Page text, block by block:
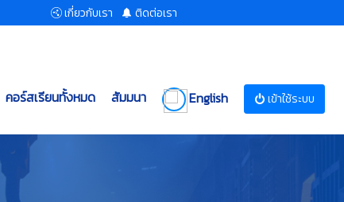
เกี่ยวกับเรา ติดต่อเรา
คอร์สเรียนทั้งหมด สัมมนา English เข้าใช้ระบบ